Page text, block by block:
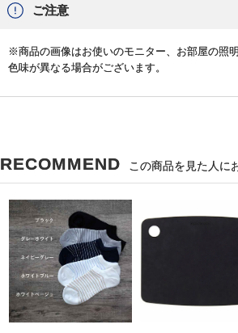
ご注意
※商品の画像はお使いのモニター、お部屋の照
色味が異なる場合がございます。
RECOMMEND この商品を見た人に